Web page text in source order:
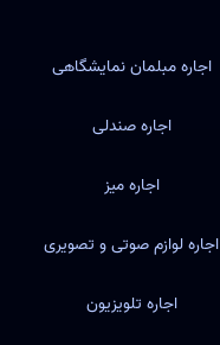
اجاره مبلمان نمایشگاهی
اجاره صندلی
اجاره میز
اجاره لوازم صوتی و تصویری
اجاره تلویزیون